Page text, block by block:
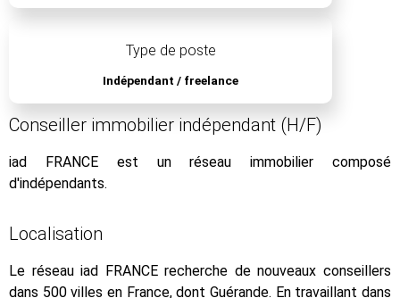
Type de poste
Indépendant / freelance
Conseiller immobilier indépendant (H/F)
iad FRANCE est un réseau immobilier composé
d'indépendants.
Localisation
Le réseau iad FRANCE recherche de nouveaux conseillers
dans 500 villes en France, dont Guérande. En travaillant dans